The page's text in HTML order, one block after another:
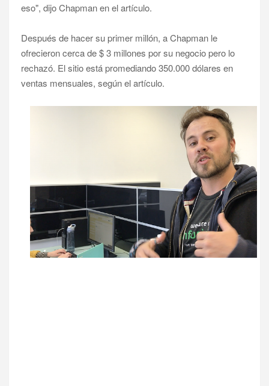
eso", dijo Chapman en el artículo.
Después de hacer su primer millón, a Chapman le
ofrecieron cerca de $ 3 millones por su negocio pero lo
rechazó. El sitio está promediando 350.000 dólares en
ventas mensuales, según el artículo.